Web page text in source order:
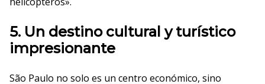
5. Un destino cultural y turístico
impresionante
São Paulo no solo es un centro económico, sino